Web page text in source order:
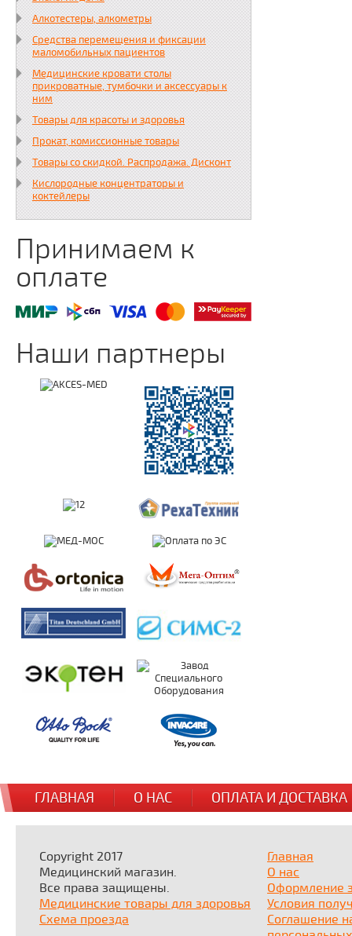
Алкотестеры, алкометры
Средства перемещения и фиксации
маломобильных пациентов
Медицинские кровати столы
прикроватные, тумбочки и аксессуары к
ним
Товары для красоты и здоровья
Прокат, комиссионные товары
Товары со скидкой. Распродажа. Дисконт
Кислородные концентраторы и
коктейлеры
Принимаем к
оплате
Наши партнеры
ГЛАВНАЯ О НАС ОПЛАТА И ДОСТАВКА
Copyright 2017
Медицинский магазин.
Все права защищены.
Медицинские товары для здоровья
Схема проезда
Главная
О нас
Оформление
Условия
Соглашение